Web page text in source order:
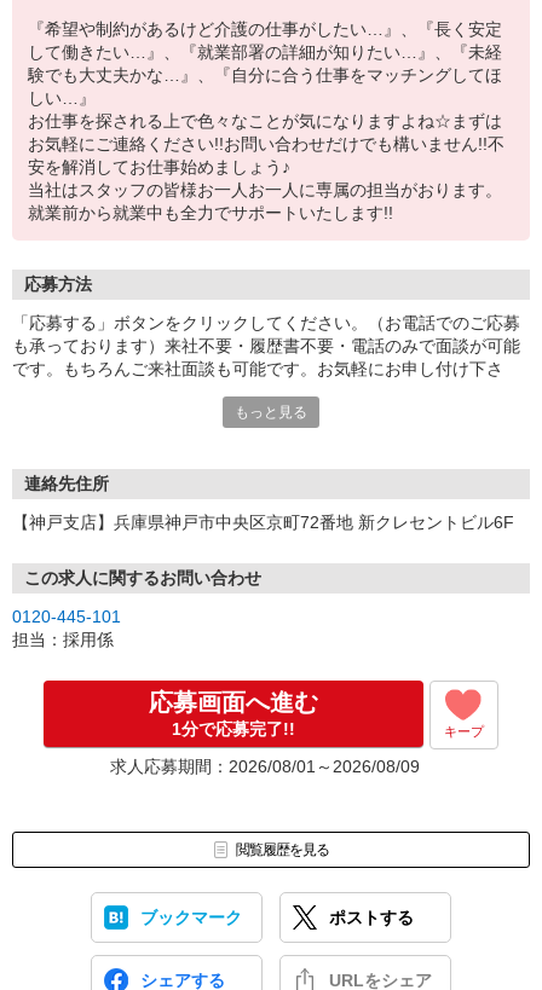
『希望や制約があるけど介護の仕事がしたい…』、『長く安定
して働きたい…』、『就業部署の詳細が知りたい…』、『未経
験でも大丈夫かな…』、『自分に合う仕事をマッチングしてほ
しい…』
お仕事を探される上で色々なことが気になりますよね☆まずは
お気軽にご連絡ください!!お問い合わせだけでも構いません!!不
安を解消してお仕事始めましょう♪
当社はスタッフの皆様お一人お一人に専属の担当がおります。
就業前から就業中も全力でサポートいたします!!
応募方法
「応募する」ボタンをクリックしてください。（お電話でのご応募
も承っております）来社不要・履歴書不要・電話のみで面談が可能
です。もちろんご来社面談も可能です。お気軽にお申し付け下さ
もっと見る
連絡先住所
【神戸支店】兵庫県神戸市中央区京町72番地 新クレセントビル6F
この求人に関するお問い合わせ
0120-445-101
担当：採用係
応募画面へ進む
1分で応募完了!! キープ
求人応募期間：2026/08/01～2026/08/09
閲覧履歴を見る
ブックマーク ポストする
シェアする URLをシェア